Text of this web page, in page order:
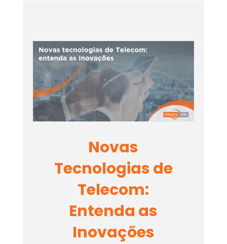
Novas
Tecnologias de
Telecom:
Entenda as
Inovações